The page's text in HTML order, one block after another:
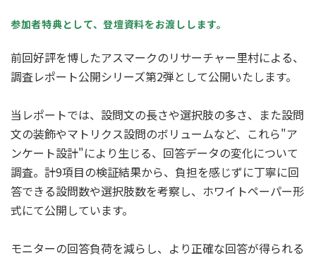
参加者特典として、登壇資料をお渡しします。
前回好評を博したアスマークのリサーチャー里村による、
調査レポート公開シリーズ第2弾として公開いたします。
当レポートでは、設問文の長さや選択肢の多さ、また設問
文の装飾やマトリクス設問のボリュームなど、これら"ア
ンケート設計"により生じる、回答データの変化について
調査。計9項目の検証結果から、負担を感じずに丁寧に回
答できる設問数や選択肢数を考察し、ホワイトペーパー形
式にて公開しています。
モニターの回答負荷を減らし、より正確な回答が得られる